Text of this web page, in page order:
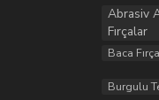
Abrasiv
Fırçalar
Baca
Burgulu